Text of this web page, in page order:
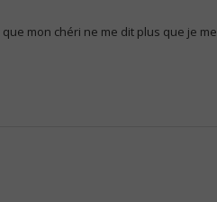
mon chéri ne me dit plus que je me